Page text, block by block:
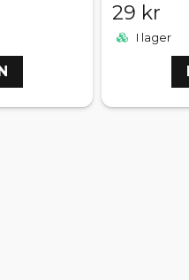
29 kr
I lager